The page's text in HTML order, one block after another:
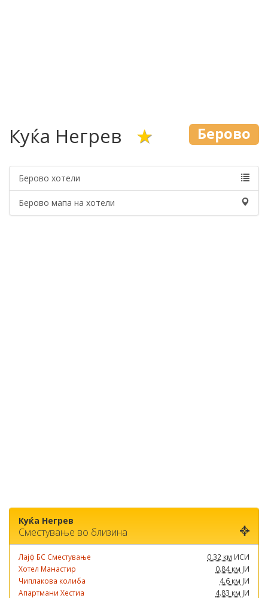
Куќа Негрев ★ Берово
Берово хотели
Берово мапа на хотели
Куќа Негрев
Сместување во близина
Лајф БС Сместување 0.32 км ИСИ
Хотел Манастир
0.84 км ЈИ
Чиплакова колиба
4.6 км ЈИ
Апартмани Хестиа
4.83 км ЈИ